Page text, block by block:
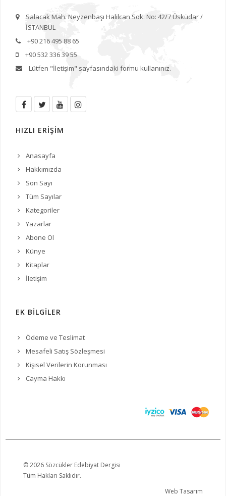
Salacak Mah. Neyzenbaşı Halilcan Sok. No: 42/7 Üsküdar /
İSTANBUL
+90 216 495 88 65
+90 532 336 39 55
Lütfen "İletişim" sayfasındaki formu kullanınız.
HIZLI ERİŞİM
Anasayfa
Hakkımızda
Son Sayı
Tüm Sayılar
Kategoriler
Yazarlar
Abone Ol
Künye
Kitaplar
İletişim
EK BİLGİLER
Ödeme ve Teslimat
Mesafeli Satış Sözleşmesi
Kişisel Verilerin Korunması
Cayma Hakkı
© 2026 Sözcükler Edebiyat Dergisi
Tüm Hakları Saklıdır.
Web Tasarım